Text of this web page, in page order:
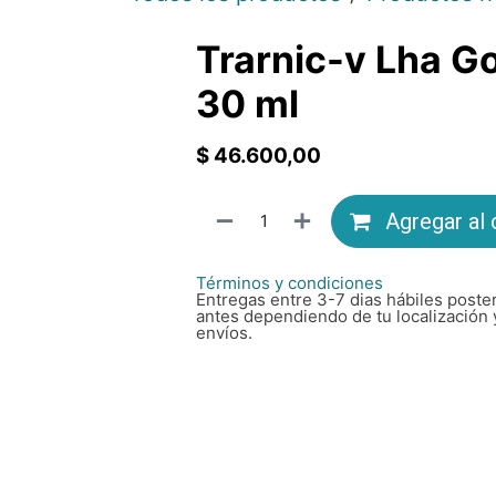
Trarnic-v Lha
30 ml
$46.600,00
Agregar al
Términos y condiciones
Entregas entre 3-7 dias hábiles
antes dependiendo de tu localización
envíos.